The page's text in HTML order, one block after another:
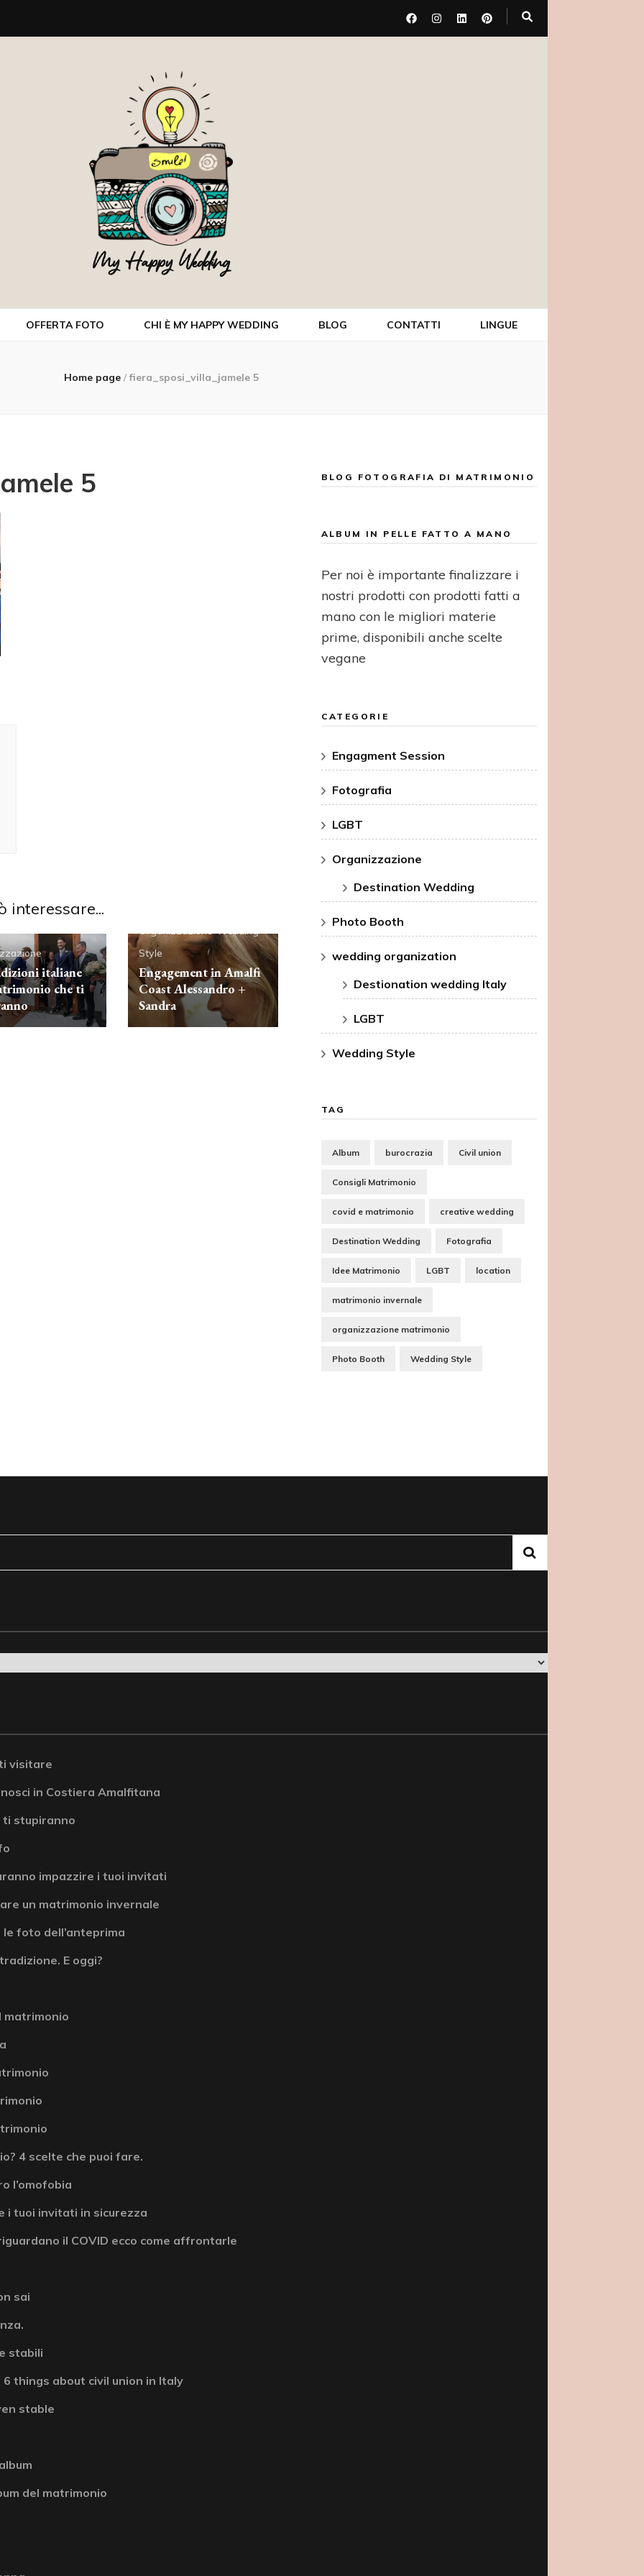
My Happy Wedding
OFFERTA FOTO CHI È MY HAPPY WEDDING BLOG CONTATTI LINGUE
Home page / fiera_sposi_villa_jamele 5
5
interessare...
italiane
che ti
Organizzazione Wedding
Style
Engagement in Amalfi
Coast Alessandro +
Sandra
BLOG FOTOGRAFIA DI MATRIMONIO
ALBUM IN PELLE FATTO A MANO
Per noi è importante finalizzare i
nostri prodotti con prodotti fatti a
mano con le migliori materie
prime, disponibili anche scelte
vegane
CATEGORIE
Engagment Session
Fotografia
LGBT
Organizzazione
Destination Wedding
Photo Booth
wedding organization
Destionation wedding Italy
LGBT
Wedding Style
TAG
Album burocrazia Civil union
Consigli Matrimonio
covid e matrimonio creative wedding
Destination Wedding Fotografia
Idee Matrimonio LGBT location
matrimonio invernale
organizzazione matrimonio
Photo Booth Wedding Style
visitare
in Costiera Amalfitana
ti stupiranno
impazzire i tuoi invitati
un matrimonio invernale
foto dell’anteprima
E oggi?
matrimonio
4 scelte che puoi fare.
l’omofobia
i tuoi invitati in sicurezza
il COVID ecco come affrontarle
sai
stabili
things about civil union in Italy
stable
del matrimonio